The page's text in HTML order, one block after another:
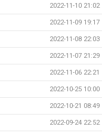
2022-11-10 21:02
2022-11-09 19:17
2022-11-08 22:03
2022-11-07 21:29
2022-11-06 22:21
2022-10-25 10:00
2022-10-21 08:49
2022-09-24 22:52